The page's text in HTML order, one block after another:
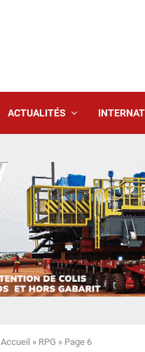
ACTUALITÉS
Accueil » RPG » Page 6